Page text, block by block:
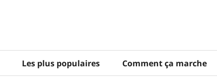
Les plus populaires Comment ça marche